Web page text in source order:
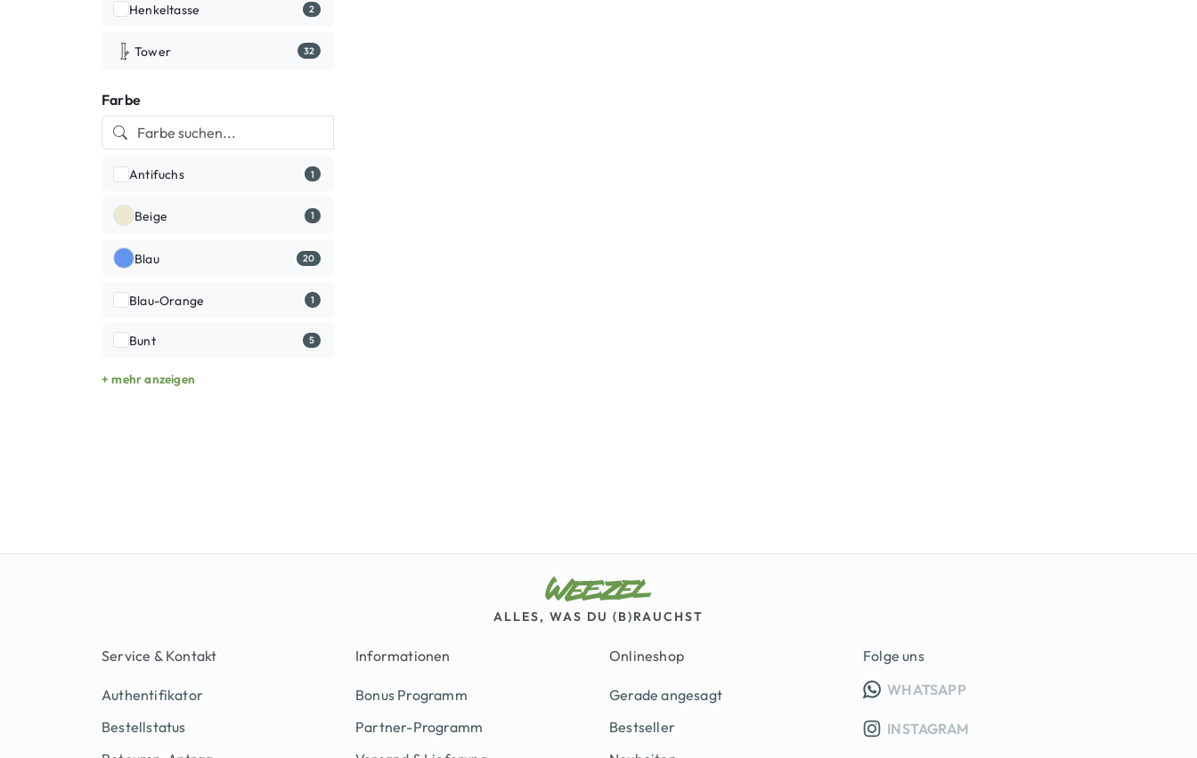
Henkeltasse 2
Tower 32
Farbe
Antifuchs 1
Beige 1
Blau 20
Blau-Orange 1
Bunt 5
+ mehr anzeigen
ALLES, WAS DU (B)RAUCHST
Service & Kontakt
Authentifikator
Bestellstatus
Informationen
Bonus Programm
Partner-Programm
Onlineshop
Gerade angesagt
Bestseller
Folge uns
WHATSAPPINFO GRUPPE (OEFFNET IN
INSTAGRAM